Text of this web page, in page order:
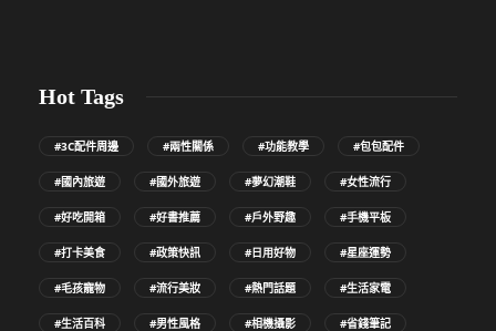
Hot Tags
#3C配件周邊 #兩性關係 #功能教學 #包包配件
#國內旅遊 #國外旅遊 #夢幻潮鞋 #女性流行
#好吃開箱 #好書推薦 #戶外野趣 #手機平板
#打卡美食 #政策快訊 #日用好物 #星座運勢
#毛孩寵物 #流行美妝 #熱門話題 #生活家電
#生活百科 #男性風格 #相機攝影 #省錢筆記